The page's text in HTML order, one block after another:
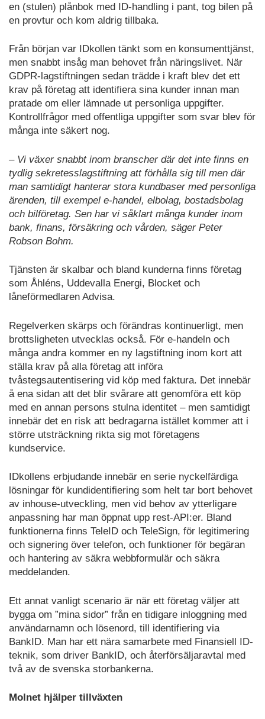
en (stulen) plånbok med ID-handling i pant, tog bilen på
en provtur och kom aldrig tillbaka.
Från början var IDkollen tänkt som en konsumenttjänst,
men snabbt insåg man behovet från näringslivet. När
GDPR-lagstiftningen sedan trädde i kraft blev det ett
krav på företag att identifiera sina kunder innan man
pratade om eller lämnade ut personliga uppgifter.
Kontrollfrågor med offentliga uppgifter som svar blev för
många inte säkert nog.
– Vi växer snabbt inom branscher där det inte finns en
tydlig sekretesslagstiftning att förhålla sig till men där
man samtidigt hanterar stora kundbaser med personliga
ärenden, till exempel e-handel, elbolag, bostadsbolag
och bilföretag. Sen har vi såklart många kunder inom
bank, finans, försäkring och vården, säger Peter
Robson Bohm.
Tjänsten är skalbar och bland kunderna finns företag
som Åhléns, Uddevalla Energi, Blocket och
låneförmedlaren Advisa.
Regelverken skärps och förändras kontinuerligt, men
brottsligheten utvecklas också. För e-handeln och
många andra kommer en ny lagstiftning inom kort att
ställa krav på alla företag att införa
tvåstegsautentisering vid köp med faktura. Det innebär
å ena sidan att det blir svårare att genomföra ett köp
med en annan persons stulna identitet – men samtidigt
innebär det en risk att bedragarna istället kommer att i
större utsträckning rikta sig mot företagens
kundservice.
IDkollens erbjudande innebär en serie nyckelfärdiga
lösningar för kundidentifiering som helt tar bort behovet
av inhouse-utveckling, men vid behov av ytterligare
anpassning har man öppnat upp rest-API:er. Bland
funktionerna finns TeleID och TeleSign, för legitimering
och signering över telefon, och funktioner för begäran
och hantering av säkra webbformulär och säkra
meddelanden.
Ett annat vanligt scenario är när ett företag väljer att
bygga om ”mina sidor” från en tidigare inloggning med
användarnamn och lösenord, till identifiering via
BankID. Man har ett nära samarbete med Finansiell ID-
teknik, som driver BankID, och återförsäljaravtal med
två av de svenska storbankerna.
Molnet hjälper tillväxten